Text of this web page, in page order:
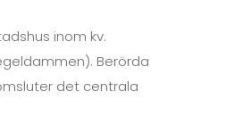
inom kv.
Berörda
det centrala